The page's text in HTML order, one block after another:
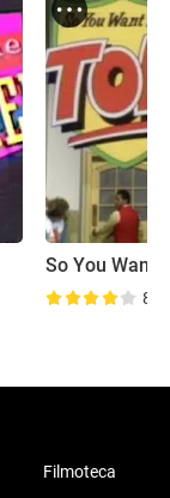
8.2
Filmoteca